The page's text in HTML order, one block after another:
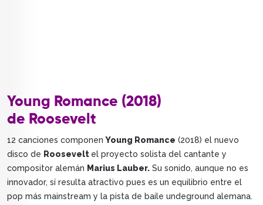
Young Romance (2018)
de Roosevelt
12 canciones componenYoung Romance (2018) el nuevo
disco de Roosevelt el proyecto solista del cantante y
compositor alemán Marius Lauber. Su sonido, aunque no es
innovador, sí resulta atractivo pues es un equilibrio entre el
pop más mainstream y la pista de baile undeground alemana.